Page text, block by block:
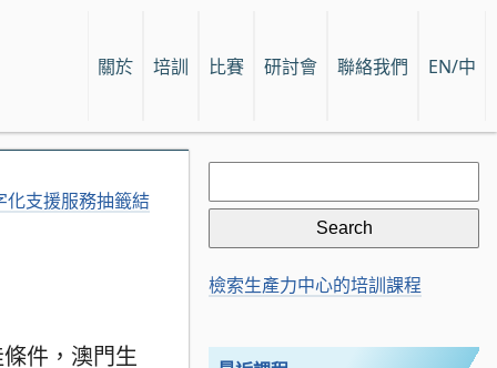
關於 培訓 比賽 研討會 聯絡我們 EN/中
化支援服務抽籤結
件，澳門生
Search
for:
檢索生產力中心的培訓課程